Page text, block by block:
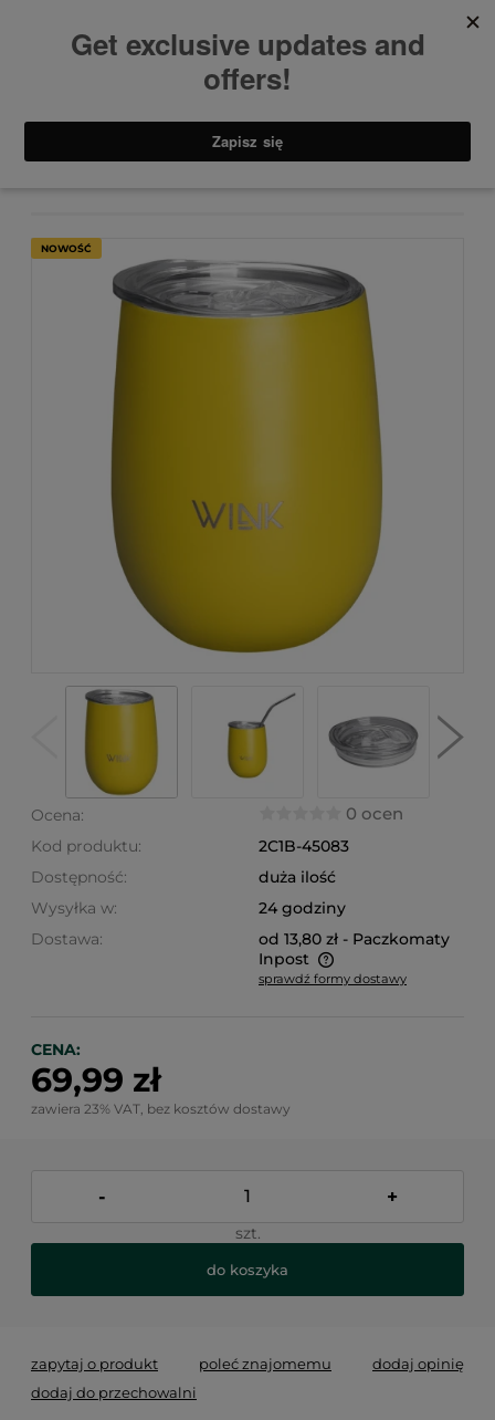
NOWOŚĆ
Ocena: 0 ocen
Kod produktu:
2C1B-45083
Dostępność:
duża ilość
Wysyłka w:
24 godziny
Dostawa:
od 13,80 zł - Paczkomaty
Inpost
Cena nie zawiera ewentualnych kosztów płatności
sprawdź formy dostawy
CENA:
69,99 zł
zawiera 23% VAT, bez kosztów dostawy
- +
szt.
do koszyka
zapytaj o produkt poleć znajomemu
dodaj opinię
dodaj do przechowalni